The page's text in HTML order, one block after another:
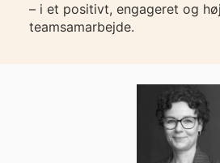
– i et positivt, engageret og
teamsamarbejde.